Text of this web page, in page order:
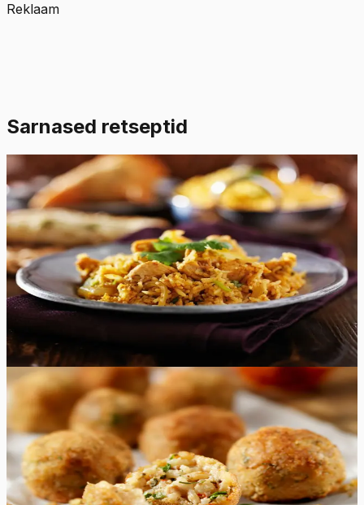
Reklaam
Sarnased retseptid
Raske 5.0Hinnang: 2)
Biryani riisiroog kanaga
Aromaatne, maitsev ja vürtsikas ühe poti Biryani riisiroog
kanaga, mis on valmistatud basmati riisi, vürtside, kana ja
maitsetaimedega. See on algaja retsept ja seda saab teha
hõlpsasti. Serveerige kana biryani koos Raita või Salan
kastmega.
4tk
Keskmine
4.7Hinnang:(10
Arancini
Maitsvad ja krõbedad Arancini pallid on valmistatud
valge veini risottost ning on keskelt mõnusalt juustused.
Need Itaalia riisipallid sobivad suurepäraselt nii lõuna-
kui ka õhtusöögiks.